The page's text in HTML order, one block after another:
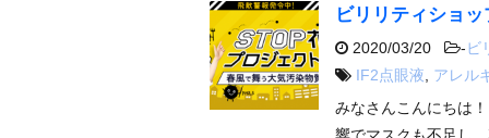
ビリリティショ
2020/03/20 -ビ
IF2点眼液
アレル
みなさんこんにちは